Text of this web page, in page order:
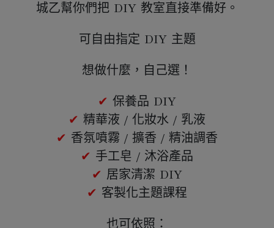
城乙幫你們把 DIY 教室直接準備好。
可自由指定 DIY 主題
想做什麼，自己選！
✔ 保養品 DIY
✔ 精華液 / 化妝水 / 乳液
✔ 香氛噴霧 / 擴香 / 精油調香
✔ 手工皂 / 沐浴產品
✔ 居家清潔 DIY
✔ 客製化主題課程
也可依照：